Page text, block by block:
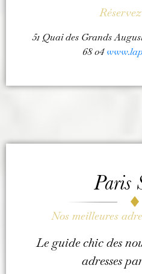
51 Quai des Grands
68 04
Paris
Nos meilleures
Le guide chic des
adresses